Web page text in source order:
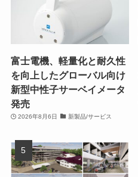
富士電機、軽量化と耐久性
を向上したグローバル向け
新型中性子サーベイメータ
発売
2026年8月6日 新製品/サービス